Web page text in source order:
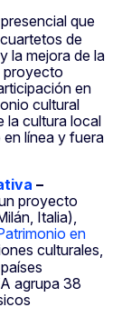
que
de
la mejora de la
proyecto
en
cultural
la cultura local
línea y fuera
–
proyecto
Italia),
en
culturales,
agrupa 38